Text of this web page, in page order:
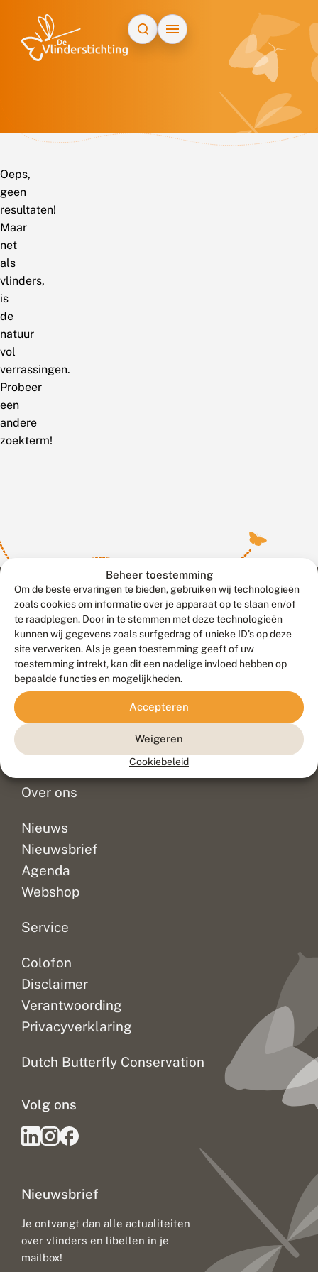
Beheer toestemming
Om de beste ervaringen te bieden, gebruiken wij technologieën
zoals cookies om informatie over je apparaat op te slaan en/of
te raadplegen. Door in te stemmen met deze technologieën
kunnen wij gegevens zoals surfgedrag of unieke ID's op deze
site verwerken. Als je geen toestemming geeft of uw
toestemming intrekt, kan dit een nadelige invloed hebben op
bepaalde functies en mogelijkheden.
Accepteren
Weigeren
Cookiebeleid
Oeps,
geen
resultaten!
Maar
net
als
vlinders,
is
de
natuur
vol
verrassingen.
Probeer
een
andere
zoekterm!
Contact
Veelgestelde vragen
Doneer
Over ons
Nieuws
Nieuwsbrief
Agenda
Webshop
Service
Colofon
Disclaimer
Verantwoording
Privacyverklaring
Dutch Butterfly Conservation
Nieuwsbrief
Je ontvangt dan alle actualiteiten
over vlinders en libellen in je
mailbox!
Volg ons
Meld waarnemingen© 2026 Vlinderstichting
Duurzaam ontwikkeld door
Go2People
, ontworpen door
Blue Field Agency
Privacy
Disclaimer
Sitemap